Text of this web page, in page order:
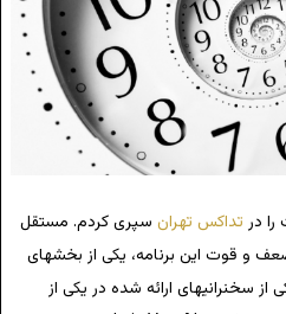
در تداکس تهرانسپری کردم. مستقل
و قوت این برنامه، یکی از بخشهای
سخنرانیهای ارائه شده در یکی از